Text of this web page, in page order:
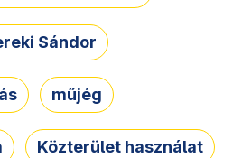
Sándor
műjég
Közterület használat